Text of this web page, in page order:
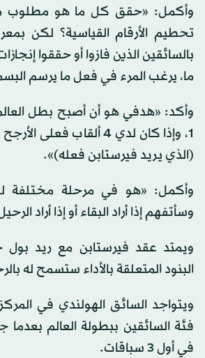
وأكمل: «حقق كل ما هو مطلوب
تحطيم الأرقام القياسية؟ لكن
بالسائقين الذين فازوا أو حققوا
ما، يرغب المرء في فعل ما يرسم
وأكد: «هدفي هو أن أصبح بطل
1، وإذا كان لدي 4 ألقاب
(الذي يريد فيرستابن فعله)».
وأكمل: «هو في مرحلة مختلفة
وسأتفهم إذا أراد البقاء أو إذا أراد
البنود المتعلقة بالأداء ستسمح له
ويتواجد السائق الهولندي في
في أول 3 سباقات.